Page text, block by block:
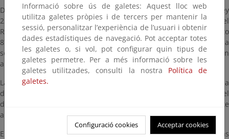
De conformidad con lo dispuesto en el artículo 74 de la Ley
22/1988, de 28 de julio, de Costas, y en el artículo 152.8 del
Reglamento General de Costas, aprobado por Real Decreto
876/2014, de 10 de octubre, se somete a información pública la
solicitud de autorización de referencia, por plazo superior a un
año.
La solicitud estará a disposición de cualquier persona interesada
durante un plazo de veinte (20) días hábiles, contados a partir del
día siguiente a aquel en que tenga lugar la publicación de este
anuncio, y podrá ser consultada en esta página.
En el plazo indicado, los interesados podrán presentar las
Informació sobre ús de galetes: Aquest lloc web
utilitza galetes pròpies i de tercers per mantenir la
sessió, personalitzar l’experiència de l’usuari i obtenir
dades estadístiques de navegació. Pot acceptar totes
les galetes o, si vol, pot configurar quin tipus de
galetes permetre. Per a més informació sobre les
galetes utilitzades, consulti la nostra Política de
galetes.
Configuració cookies Acceptar cookies